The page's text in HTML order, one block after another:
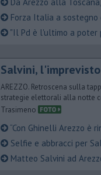
Forza Italia a
"Il Pd è l'ultimo a poter
​Salvini,
AREZZO. Retroscena sulla
strategie elettorali alla notte
Trasimeno
“Con Ghinelli Arezzo è
Selfie e abbracci per
Matteo Salvini ad